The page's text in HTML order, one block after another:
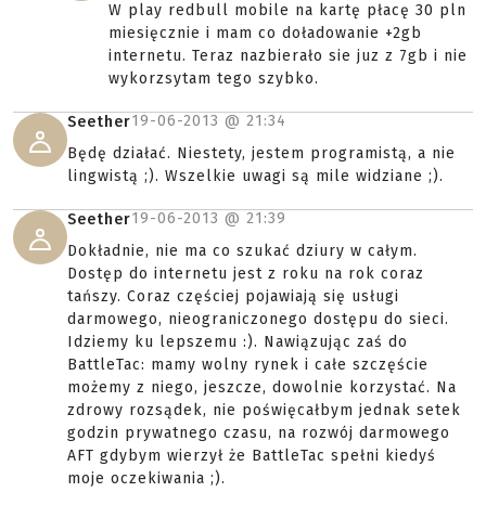
W play redbull mobile na kartę płacę 30 pln
miesięcznie i mam co doładowanie +2gb
internetu. Teraz nazbierało sie juz z 7gb i nie
wykorzsytam tego szybko.
Seether19-06-2013 @ 21:34
Będę działać. Niestety, jestem programistą, a nie
lingwistą ;). Wszelkie uwagi są mile widziane ;).
Seether19-06-2013 @ 21:39
Dokładnie, nie ma co szukać dziury w całym.
Dostęp do internetu jest z roku na rok coraz
tańszy. Coraz częściej pojawiają się usługi
darmowego, nieograniczonego dostępu do sieci.
Idziemy ku lepszemu :). Nawiązując zaś do
BattleTac: mamy wolny rynek i całe szczęście
możemy z niego, jeszcze, dowolnie korzystać. Na
zdrowy rozsądek, nie poświęcałbym jednak setek
godzin prywatnego czasu, na rozwój darmowego
AFT gdybym wierzył że BattleTac spełni kiedyś
moje oczekiwania ;).